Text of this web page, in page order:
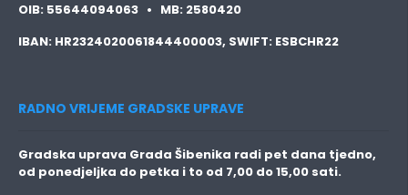
OIB: 55644094063 • MB: 2580420
IBAN: HR2324020061844400003, SWIFT: ESBCHR22
RADNO VRIJEME GRADSKE UPRAVE
Gradska uprava Grada Šibenika radi pet dana tjedno,
od ponedjeljka do petka i to od 7,00 do 15,00 sati.